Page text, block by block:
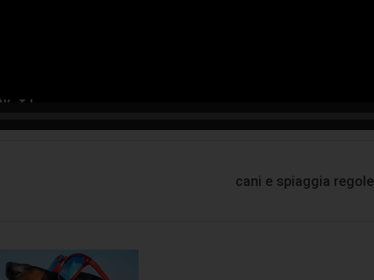
cani e spiaggia regole